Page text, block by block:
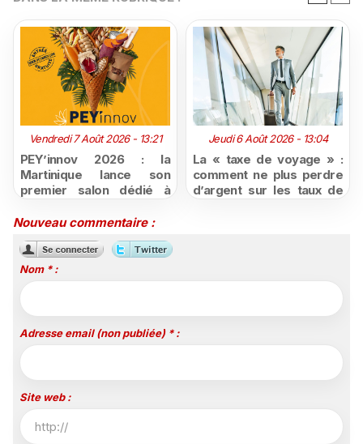
Vendredi 7 Août 2026 - 13:21
PEY’innov 2026 : la
Martinique lance son
premier salon dédié à
agroalimentaire
Jeudi 6 Août 2026 - 13:04
La « taxe de voyage » :
comment ne plus perdre
d’argent sur les taux de
Nouveau commentaire :
Nom * :
Adresse email (non publiée) * :
Site web :